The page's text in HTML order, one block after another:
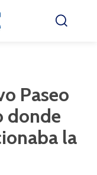
Paseo
donde
la